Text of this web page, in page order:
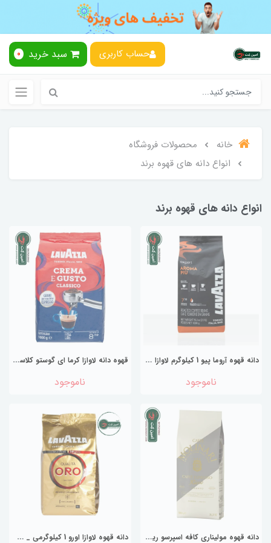
حساب کاربری سبد خرید 0
خانه
محصولات فروشگاه
انواع دانه های قهوه برند
انواع دانه های قهوه برند
د
انه قهوه آروما پیو 1 کیلوگرم لاوازا LAVAZZA AROMA PIU
ناموجود
ق
هوه دانه لاوازا کرما ای گوستو کلاسیک ۱ کیلوگرم 8/10
ناموجود
د
انه قهوه مولیناری کافه اسپرسو ریکو 1 کیلویی Molinari Cafe Espresso Ricco Argento
د
انه قهوه لاوازا اورو 1 کیلوگرمی _ LAVAZZA ORO تاریخ جدید 2025